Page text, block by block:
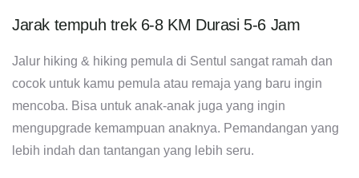
Jarak tempuh trek 6-8 KM Durasi 5-6 Jam
Jalur hiking & hiking pemula di Sentul sangat ramah dan
cocok untuk kamu pemula atau remaja yang baru ingin
mencoba. Bisa untuk anak-anak juga yang ingin
mengupgrade kemampuan anaknya. Pemandangan yang
lebih indah dan tantangan yang lebih seru.